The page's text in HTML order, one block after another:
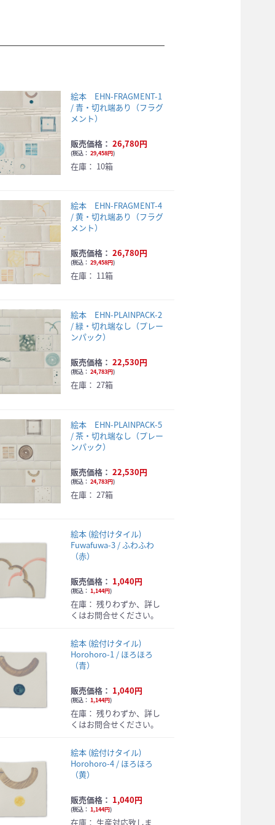
絵本 EHN-FRAGMENT-1
/ 青・切れ端あり（フラグ
メント）
販売価格： 26,780円
(税込： 29,458円)
在庫： 10箱
絵本 EHN-FRAGMENT-4
/ 黄・切れ端あり（フラグ
メント）
販売価格： 26,780円
(税込： 29,458円)
在庫： 11箱
絵本 EHN-PLAINPACK-2
/ 緑・切れ端なし（プレー
ンパック）
販売価格： 22,530円
(税込： 24,783円)
在庫： 27箱
絵本 EHN-PLAINPACK-5
/ 茶・切れ端なし（プレー
ンパック）
販売価格： 22,530円
(税込： 24,783円)
在庫： 27箱
絵本 (絵付けタイル)
Fuwafuwa-3 / ふわふわ
（赤）
販売価格： 1,040円
(税込： 1,144円)
在庫： 残りわずか、詳し
くはお問合せください。
絵本 (絵付けタイル)
Horohoro-1 / ほろほろ
（青）
販売価格： 1,040円
(税込： 1,144円)
在庫： 残りわずか、詳し
くはお問合せください。
絵本 (絵付けタイル)
Horohoro-4 / ほろほろ
（黄）
販売価格： 1,040円
(税込： 1,144円)
在庫： 生産対応致しま